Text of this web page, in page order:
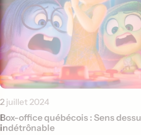
2 juillet 2024
Box-office québécois : Sens
indétrônable